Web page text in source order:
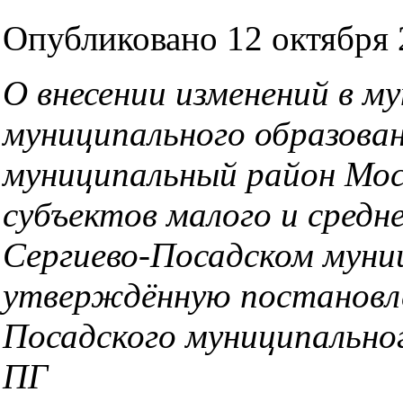
Опубликовано 12 октября
О внесении изменений в
муниципального
муниципальный район
субъектов малого и
Сергиево-Посадском
утверждённую
Посадского
ПГ